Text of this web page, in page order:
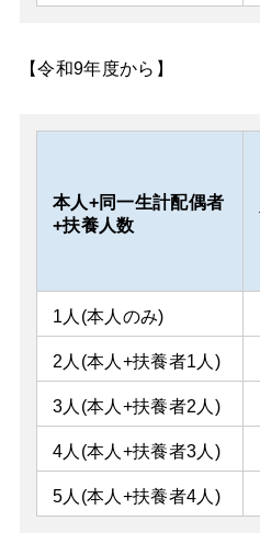
【令和9年度から】
本人+同一生計配偶者
+扶養人数
1人(本人のみ)
2人(本人+扶養者1人)
3人(本人+扶養者2人)
4人(本人+扶養者3人)
5人(本人+扶養者4人)